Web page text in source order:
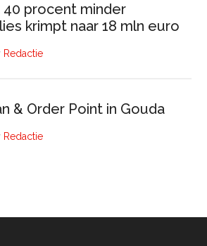
40 procent minder
krimpt naar 18 mln euro
Redactie
& Order Point in Gouda
Redactie